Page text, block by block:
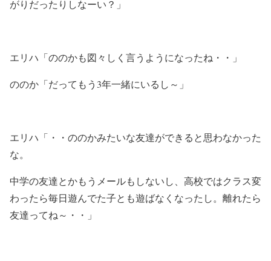
がりだったりしなーい？」
エリハ「ののかも図々しく言うようになったね・・」
ののか「だってもう3年一緒にいるし～」
エリハ「・・ののかみたいな友達ができると思わなかった
な。
中学の友達とかもうメールもしないし、高校ではクラス変
わったら毎日遊んでた子とも遊ばなくなったし。離れたら
友達ってね～・・」